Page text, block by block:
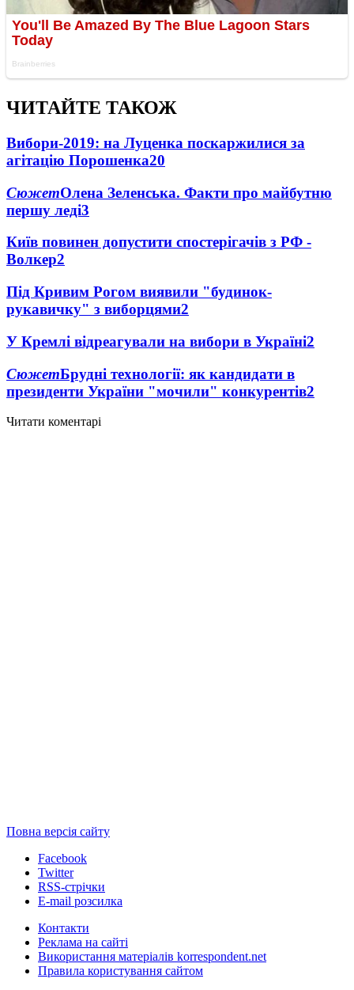
ЧИТАЙТЕ ТАКОЖ
Вибори-2019: на Луценка поскаржилися за
агітацію Порошенка20
СюжетОлена Зеленська. Факти про майбутню
першу леді3
Київ повинен допустити спостерігачів з РФ -
Волкер2
Під Кривим Рогом виявили "будинок-
рукавичку" з виборцями2
У Кремлі відреагували на вибори в Україні2
СюжетБрудні технології: як кандидати в
президенти України "мочили" конкурентів2
Читати коментарі
Повна версія сайту
Facebook
Twitter
RSS-стрічки
E-mail розсилка
Контакти
Реклама на сайті
Використання матеріалів korrespondent.net
Правила користування сайтом